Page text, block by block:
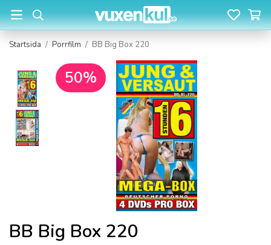
Startsida / Porrfilm / BB Big Box 220
50%
BB Big Box 220